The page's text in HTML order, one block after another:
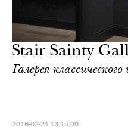
Stair Sainty
Галерея
2016-02-24 13:15:00